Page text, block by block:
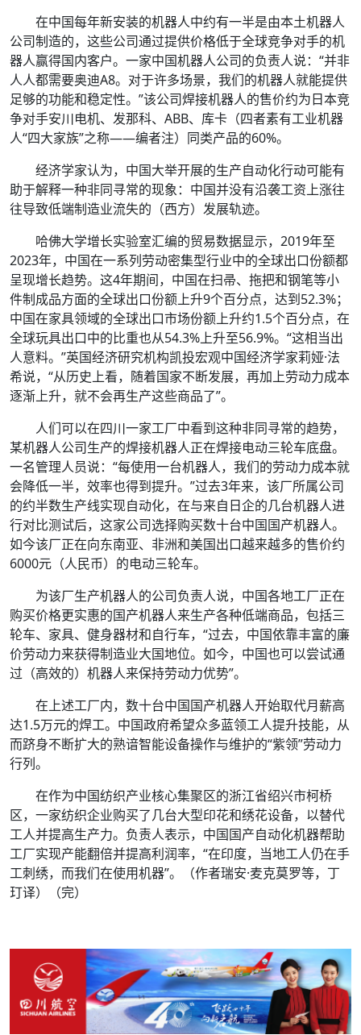
在中国每年新安装的机器人中约有一半是由本土机器人
公司制造的，这些公司通过提供价格低于全球竞争对手的机
器人赢得国内客户。一家中国机器人公司的负责人说：“并非
人人都需要奥迪A8。对于许多场景，我们的机器人就能提供
足够的功能和稳定性。”该公司焊接机器人的售价约为日本竞
争对手安川电机、发那科、ABB、库卡（四者素有工业机器
人“四大家族”之称——编者注）同类产品的60%。
经济学家认为，中国大举开展的生产自动化行动可能有
助于解释一种非同寻常的现象：中国并没有沿袭工资上涨往
往导致低端制造业流失的（西方）发展轨迹。
哈佛大学增长实验室汇编的贸易数据显示，2019年至
2023年，中国在一系列劳动密集型行业中的全球出口份额都
呈现增长趋势。这4年期间，中国在扫帚、拖把和钢笔等小
件制成品方面的全球出口份额上升9个百分点，达到52.3%；
中国在家具领域的全球出口市场份额上升约1.5个百分点，在
全球玩具出口中的比重也从54.3%上升至56.9%。“这相当出
人意料。”英国经济研究机构凯投宏观中国经济学家莉娅·法
希说，“从历史上看，随着国家不断发展，再加上劳动力成本
逐渐上升，就不会再生产这些商品了”。
人们可以在四川一家工厂中看到这种非同寻常的趋势，
某机器人公司生产的焊接机器人正在焊接电动三轮车底盘。
一名管理人员说：“每使用一台机器人，我们的劳动力成本就
会降低一半，效率也得到提升。”过去3年来，该厂所属公司
的约半数生产线实现自动化，在与来自日企的几台机器人进
行对比测试后，这家公司选择购买数十台中国国产机器人。
如今该厂正在向东南亚、非洲和美国出口越来越多的售价约
6000元（人民币）的电动三轮车。
为该厂生产机器人的公司负责人说，中国各地工厂正在
购买价格更实惠的国产机器人来生产各种低端商品，包括三
轮车、家具、健身器材和自行车，“过去，中国依靠丰富的廉
价劳动力来获得制造业大国地位。如今，中国也可以尝试通
过（高效的）机器人来保持劳动力优势”。
在上述工厂内，数十台中国国产机器人开始取代月薪高
达1.5万元的焊工。中国政府希望众多蓝领工人提升技能，从
而跻身不断扩大的熟谙智能设备操作与维护的“紫领”劳动力
行列。
在作为中国纺织产业核心集聚区的浙江省绍兴市柯桥
区，一家纺织企业购买了几台大型印花和绣花设备，以替代
工人并提高生产力。负责人表示，中国国产自动化机器帮助
工厂实现产能翻倍并提高利润率，“在印度，当地工人仍在手
工刺绣，而我们在使用机器”。（作者瑞安·麦克莫罗等，丁
玎译）（完）